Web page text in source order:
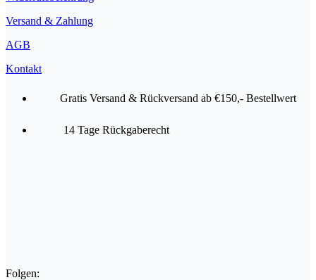
Versand & Zahlung
AGB
Kontakt
Gratis Versand & Rückversand ab €150,- Bestellwert
14 Tage Rückgaberecht
Folgen: